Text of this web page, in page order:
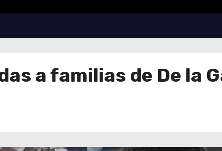
a familias de De la